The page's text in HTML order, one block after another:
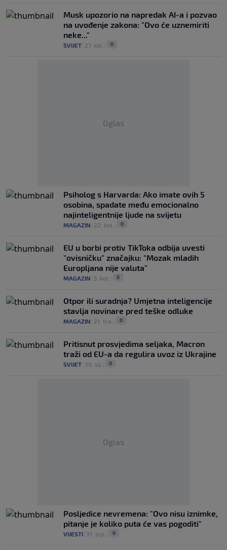
Musk upozorio na napredak AI-a i pozvao
na uvođenje zakona: "Ovo će uznemiriti
neke..."
SVIJET 27. kol. 0
Oglas
Psiholog s Harvarda: Ako imate ovih 5
osobina, spadate među emocionalno
najinteligentnije ljude na svijetu
MAGAZIN 22. kol. 0
EU u borbi protiv TikToka odbija uvesti
"ovisničku" značajku: "Mozak mladih
Europljana nije valuta"
MAGAZIN 5. kol. 0
Otpor ili suradnja? Umjetna inteligencije
stavlja novinare pred teške odluke
MAGAZIN 21. tra. 0
Pritisnut prosvjedima seljaka, Macron
traži od EU-a da regulira uvoz iz Ukrajine
SVIJET 30. sij. 0
Oglas
Posljedice nevremena: "Ovo nisu iznimke,
pitanje je koliko puta će vas pogoditi"
VIJESTI 31. srp. 0